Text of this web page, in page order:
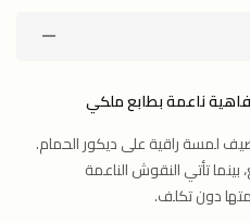
ناعمة بطابع ملكي
لمسة راقية على ديكور الحمام.
تأتي النقوش الناعمة
دون تكلف.